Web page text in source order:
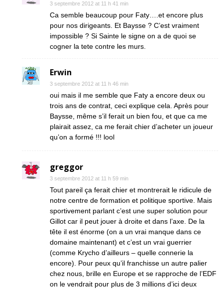
3 septembre 2012 at 11 h 41 min
Ca semble beaucoup pour Faty….et encore plus
pour nos dirigeants. Et Baysse ? C’est vraiment
impossible ? Si Sainte le signe on a de quoi se
cogner la tete contre les murs.
Erwin
3 septembre 2012 at 11 h 46 min
oui mais il me semble que Faty a encore deux ou
trois ans de contrat, ceci explique cela. Après pour
Baysse, même s’il ferait un bien fou, et que ca me
plairait assez, ca me ferait chier d’acheter un joueur
qu’on a formé !!! lool
greggor
3 septembre 2012 at 11 h 59 min
Tout pareil ça ferait chier et montrerait le ridicule de
notre centre de formation et politique sportive. Mais
sportivement parlant c’est une super solution pour
Gillot car il peut jouer à droite et dans l’axe. De la
tête il est énorme (on a un vrai manque dans ce
domaine maintenant) et c’est un vrai guerrier
(comme Krycho d’ailleurs – quelle connerie la
encore). Pour peux qu’il franchisse un autre palier
chez nous, brille en Europe et se rapproche de l’EDF
on le vendrait pour plus de 3 millions d’ici deux